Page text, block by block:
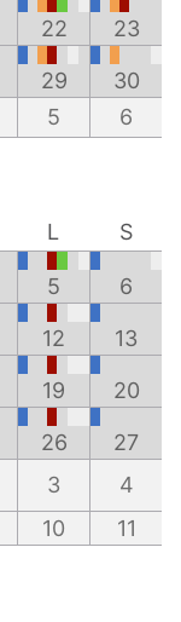
22 23
29
30
5 6
L
S
5 6
12 13
19 20
26 27
3
4
10 11